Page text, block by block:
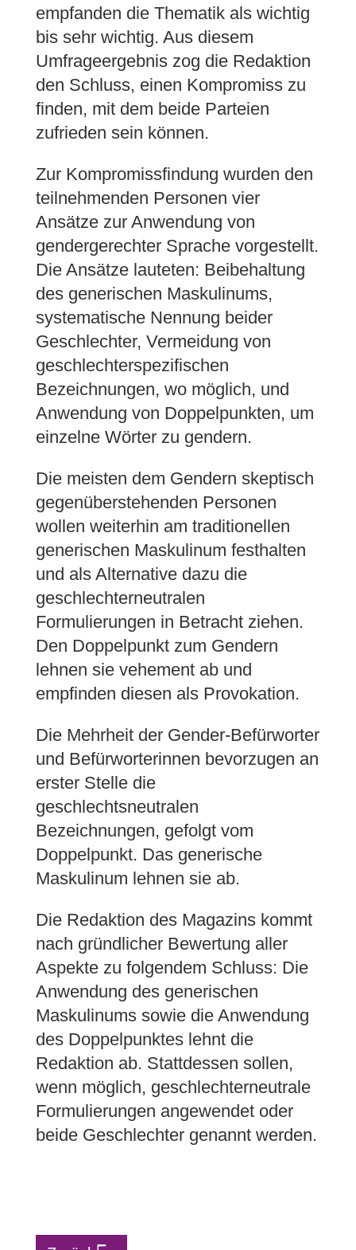
empfanden die Thematik als wichtig
bis sehr wichtig. Aus diesem
Umfrageergebnis zog die Redaktion
den Schluss, einen Kompromiss zu
finden, mit dem beide Parteien
zufrieden sein können.
Zur Kompromissfindung wurden den
teilnehmenden Personen vier
Ansätze zur Anwendung von
gendergerechter Sprache vorgestellt.
Die Ansätze lauteten: Beibehaltung
des generischen Maskulinums,
systematische Nennung beider
Geschlechter, Vermeidung von
geschlechterspezifischen
Bezeichnungen, wo möglich, und
Anwendung von Doppelpunkten, um
einzelne Wörter zu gendern.
Die meisten dem Gendern skeptisch
gegenüberstehenden Personen
wollen weiterhin am traditionellen
generischen Maskulinum festhalten
und als Alternative dazu die
geschlechterneutralen
Formulierungen in Betracht ziehen.
Den Doppelpunkt zum Gendern
lehnen sie vehement ab und
empfinden diesen als Provokation.
Die Mehrheit der Gender-Befürworter
und Befürworterinnen bevorzugen an
erster Stelle die
geschlechtsneutralen
Bezeichnungen, gefolgt vom
Doppelpunkt. Das generische
Maskulinum lehnen sie ab.
Die Redaktion des Magazins kommt
nach gründlicher Bewertung aller
Aspekte zu folgendem Schluss: Die
Anwendung des generischen
Maskulinums sowie die Anwendung
des Doppelpunktes lehnt die
Redaktion ab. Stattdessen sollen,
wenn möglich, geschlechterneutrale
Formulierungen angewendet oder
beide Geschlechter genannt werden.